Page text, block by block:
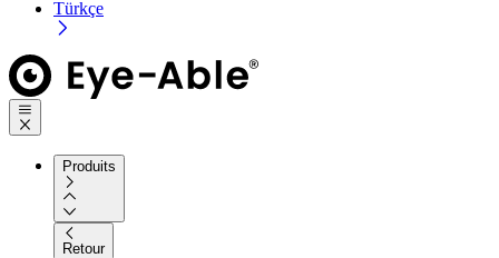
Türkçe
Produits
Retour